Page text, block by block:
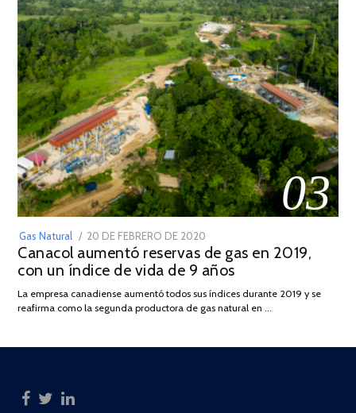
03
Gas Natural
POSTED
ON
20 DE FEBRERO DE 2020
DE
JULIO
2025
Canacol aumentó reservas de gas en 2019,
con un índice de vida de 9 años
La empresa canadiense aumentó todos sus índices durante 2019 y se
reafirma como la segunda productora de gas natural en …